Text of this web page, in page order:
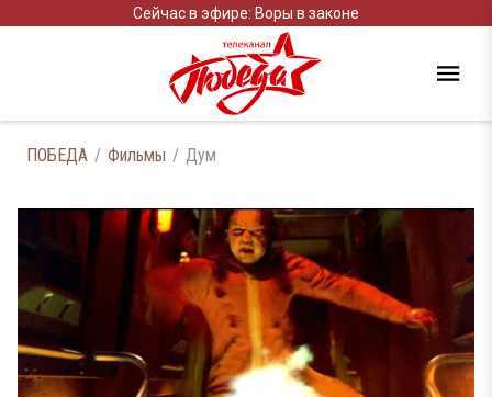
Сейчас в эфире: Воры в законе
ПОБЕДА Фильмы Дум